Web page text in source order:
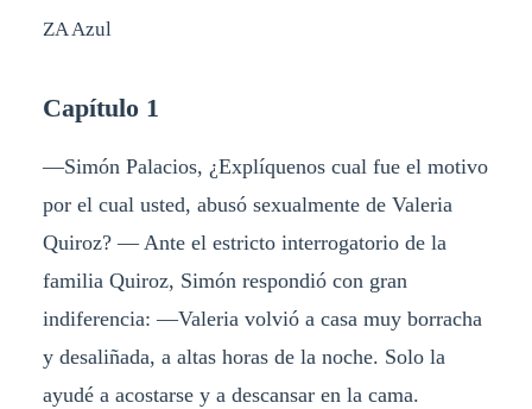
del divorcio
ZA Azul
Capítulo 1
—Simón Palacios, ¿Explíquenos cual fue el motivo
por el cual usted, abusó sexualmente de Valeria
Quiroz? — Ante el estricto interrogatorio de la
familia Quiroz, Simón respondió con gran
indiferencia: —Valeria volvió a casa muy borracha
y desaliñada, a altas horas de la noche. Solo la
ayudé a acostarse y a descansar en la cama.